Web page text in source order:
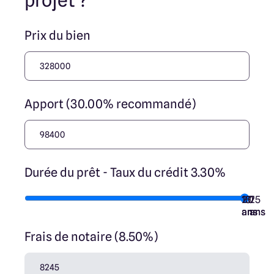
Prix du bien
Apport (30.00% recommandé)
Durée du prêt - Taux du crédit 3.30%
7
ans
10
ans
15
ans
20
ans
25
ans
Frais de notaire (8.50%)